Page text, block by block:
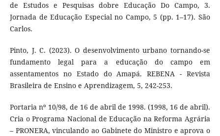
de Estudos e Pesquisas dobre Educação Do Campo, 3.
Jornada de Educação Especial no Campo, 5 (pp. 1–17). São
Carlos.
Pinto, J. C. (2023). O desenvolvimento urbano tornando-se
fundamento legal para a educação do campo em
assentamentos no Estado do Amapá. REBENA - Revista
Brasileira de Ensino e Aprendizagem, 5, 242-253.
Portaria nº 10/98, de 16 de abril de 1998. (1998, 16 de abril).
Cria o Programa Nacional de Educação na Reforma Agrária
– PRONERA, vinculando ao Gabinete do Ministro e aprova o